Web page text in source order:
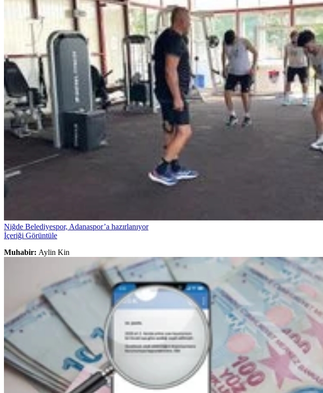
Niğde Belediyespor, Adanaspor’a hazırlanıyor
İçeriği Görüntüle
Muhabir: Aylin Kin